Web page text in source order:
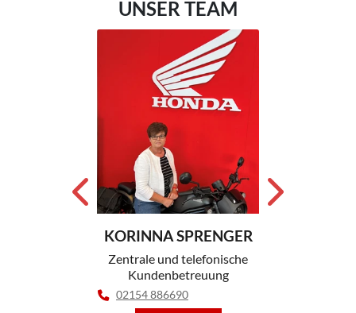
UNSER TEAM
KORINNA SPRENGER
Zentrale und telefonische
Kundenbetreuung
02154 886690